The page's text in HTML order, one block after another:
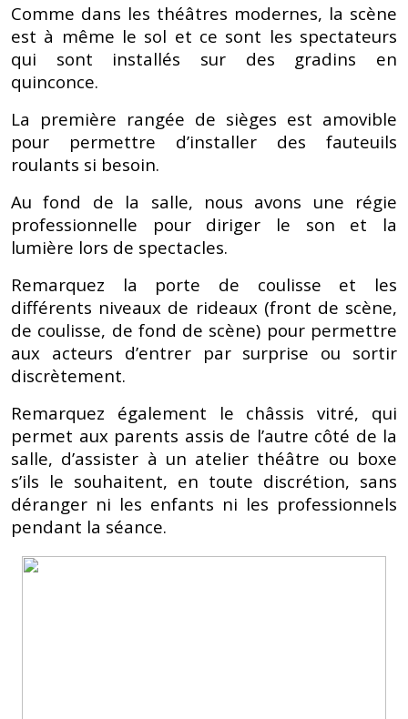
Comme dans les théâtres modernes, la scène
est à même le sol et ce sont les spectateurs
qui sont installés sur des gradins en
quinconce.
La première rangée de sièges est amovible
pour permettre d’installer des fauteuils
roulants si besoin.
Au fond de la salle, nous avons une régie
professionnelle pour diriger le son et la
lumière lors de spectacles.
Remarquez la porte de coulisse et les
différents niveaux de rideaux (front de scène,
de coulisse, de fond de scène) pour permettre
aux acteurs d’entrer par surprise ou sortir
discrètement.
Remarquez également le châssis vitré, qui
permet aux parents assis de l’autre côté de la
salle, d’assister à un atelier théâtre ou boxe
s’ils le souhaitent, en toute discrétion, sans
déranger ni les enfants ni les professionnels
pendant la séance.